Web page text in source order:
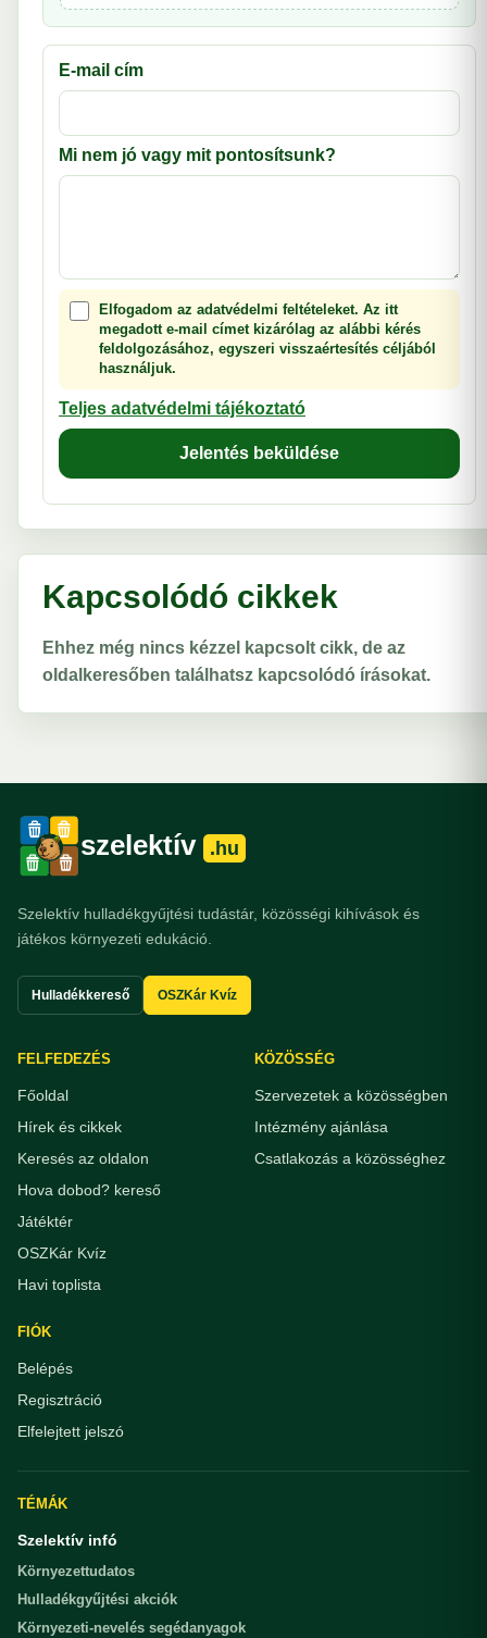
E-mail cím
Mi nem jó vagy mit pontosítsunk?
Elfogadom az adatvédelmi feltételeket. Az itt
megadott e-mail címet kizárólag az alábbi kérés
feldolgozásához, egyszeri visszaértesítés céljából
használjuk.
Teljes adatvédelmi tájékoztató
Jelentés beküldése
Kapcsolódó cikkek
Ehhez még nincs kézzel kapcsolt cikk, de az
oldalkeresőben találhatsz kapcsolódó írásokat.
szelektív .hu
Szelektív hulladékgyűjtési tudástár, közösségi kihívások és
játékos környezeti edukáció.
Hulladékkereső OSZKár Kvíz
FELFEDEZÉS
Főoldal
Hírek és cikkek
Keresés az oldalon
Hova dobod? kereső
Játéktér
OSZKár Kvíz
Havi toplista
KÖZÖSSÉG
Szervezetek a közösségben
Intézmény ajánlása
Csatlakozás a közösséghez
FIÓK
Belépés
Regisztráció
Elfelejtett jelszó
TÉMÁK
Szelektív infó
Környezettudatos
Hulladékgyűjtési akciók
Környezeti-nevelés segédanyagok